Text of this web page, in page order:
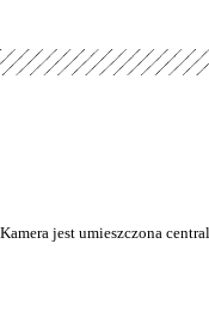
jest umieszczona